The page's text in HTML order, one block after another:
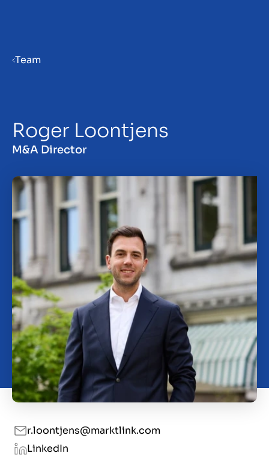
Bedrijf verkopen
Investeren
Over ons
Contact
NL
Team
Roger Loontjens
M&A Director
r.loontjens@marktlink.com
LinkedIn